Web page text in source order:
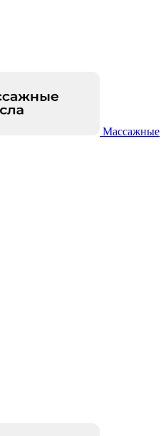
Массажные